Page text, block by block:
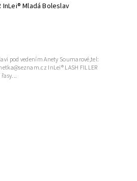
InLei® Mladá Boleslav
pod vedením Anety Soumarové,tel:
InLei® LASH FILLER